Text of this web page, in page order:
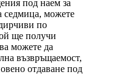
под наем за
седмица, можете
по
ще получи
можете да
възвръщаемост,
отдаване под